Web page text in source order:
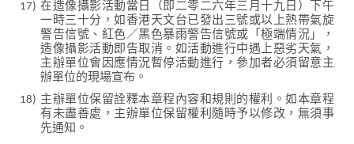
17) 在造像攝影活動當日（即二零二六年三月十九日）下午
一時三十分，如香港天文台已發出三號或以上熱帶氣旋
警告信號、紅色／黑色暴雨警告信號或「極端情況」，
造像攝影活動即告取消。如活動進行中遇上惡劣天氣，
主辦單位會因應情況暫停活動進行，參加者必須留意主
辦單位的現場宣布。
18) 主辦單位保留詮釋本章程內容和規則的權利。如本章程
有未盡善處，主辦單位保留權利隨時予以修改，無須事
先通知。